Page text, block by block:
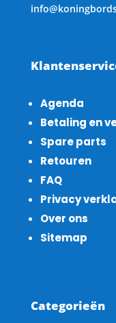
Agenda
Betaling en
Spare parts
Retouren
FAQ
Privacy
Over ons
Sitemap
Categorieën